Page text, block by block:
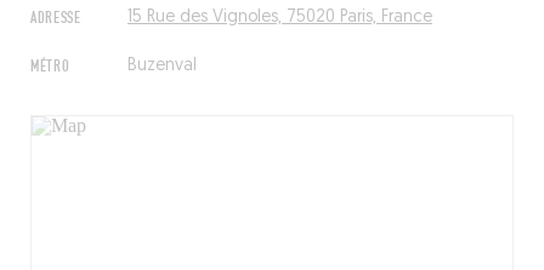
ADRESSE 15 Rue des Vignoles, 75020 Paris, France
MÉTRO Buzenval